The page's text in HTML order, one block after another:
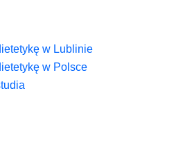
w Lublinie
w Polsce